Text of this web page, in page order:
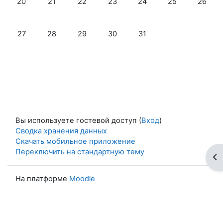
Нет событий, понедельник 27 октября
27 Нет событий, вторник 28 октября
28 Нет событий, среда 29 октября
29 Нет событий, четверг 30
30 Нет событий, пятница
31
Вы используете гостевой доступ (Вход)
Сводка хранения данных
Скачать мобильное приложение
Переключить на стандартную тему
На платформе Moodle